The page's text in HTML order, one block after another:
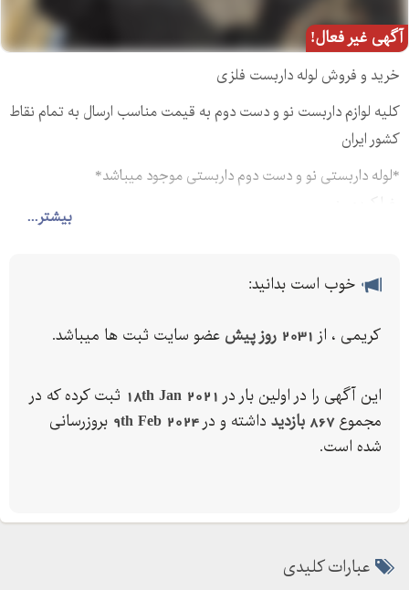
آگهی غیر فعال!
بیشتر...
خرید و فروش لوله داربست فلزی
کلیه لوازم داربست نو و دست دوم به قیمت مناسب ارسال به تمام نقاط
کشور ایران
*لوله داربستی نو و دست دوم داربستی موجود میباشد*
خوب است بدانید:
کریمی ، از 2031 روز پیش عضو سایت ثبت ها میباشد.
این آگهی را در اولین بار در 18th Jan 2021 ثبت کرده که در
مجموع867 بازدید داشته و در 9th Feb 2024 بروزرسانی
شده است.
عبارات کلیدی